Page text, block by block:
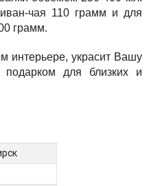
чая 110 грамм и для
грамм.
интерьере, украсит Вашу
для близких и